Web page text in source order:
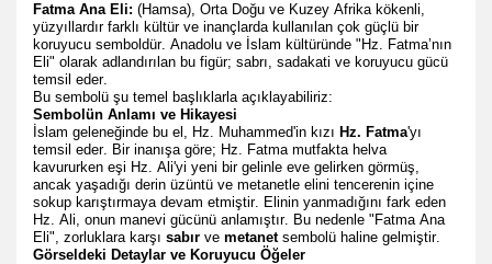
Fatma Ana Eli: (Hamsa), Orta Doğu ve Kuzey Afrika kökenli,
yüzyıllardır farklı kültür ve inançlarda kullanılan çok güçlü bir
koruyucu semboldür. Anadolu ve İslam kültüründe "Hz. Fatma’nın
Eli" olarak adlandırılan bu figür; sabrı, sadakati ve koruyucu gücü
temsil eder.
Bu sembolü şu temel başlıklarla açıklayabiliriz:
Sembolün Anlamı ve Hikayesi
İslam geleneğinde bu el, Hz. Muhammed'in kızı Hz. Fatma'yı
temsil eder. Bir inanışa göre; Hz. Fatma mutfakta helva
kavururken eşi Hz. Ali'yi yeni bir gelinle eve gelirken görmüş,
ancak yaşadığı derin üzüntü ve metanetle elini tencerenin içine
sokup karıştırmaya devam etmiştir. Elinin yanmadığını fark eden
Hz. Ali, onun manevi gücünü anlamıştır. Bu nedenle "Fatma Ana
Eli", zorluklara karşı sabır ve metanetsembolü haline gelmiştir.
Görseldeki Detaylar ve Koruyucu Öğeler